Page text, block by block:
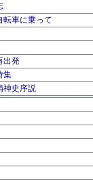
転車に乗って
出発
集
神史序説